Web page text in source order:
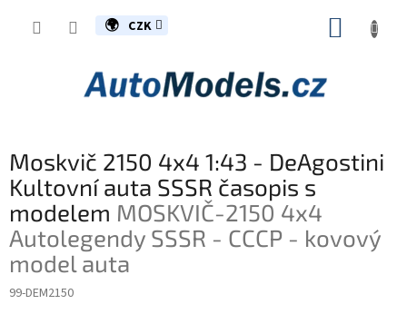
CZK
Moskvič 2150 4x4 1:43 - DeAgostini
Kultovní auta SSSR časopis s
modelem MOSKVIČ-2150 4x4
Autolegendy SSSR - CCCP - kovový
model auta
99-DEM2150